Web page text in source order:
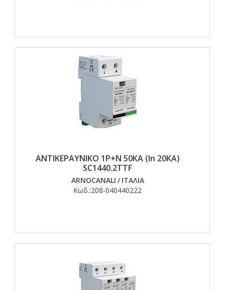
ΑΝΤΙΚΕΡΑΥΝΙΚΟ 1Ρ+Ν 50ΚΑ (In 20KA)
SC1440.2TTF
ARNOCANALI / ΙΤΑΛΙΑ
Κωδ.:208-040440222